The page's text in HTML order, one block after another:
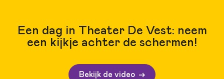
Een dag in Theater De Vest: neem
een kijkje achter de schermen!
Bekijk de video